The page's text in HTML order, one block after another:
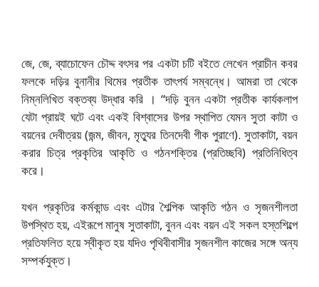
জে, জে, ব্যাচোফেন চৌদ্দ বৎসর পর একটা চটি বইতে লেখেন প্রাচীন কবর
ফলকে দড়ির বুনানীর থিমের প্রতীক তাৎপর্য সম্বন্ধে। আমরা তা থেকে
নিম্নলিখিত বক্তব্য উদ্ধার করি । “দড়ি বুনন একটা প্রতীক কার্যকলাপ
যেটা প্রায়ই ঘটে এবং একই বিশ্বাসের উপর স্থাপিত যেমন সুতা কাটা ও
বয়নের দেবীত্রয় (জন্ম, জীবন, মৃত্যুর তিনদেবী গীক পুরাণে). সুতাকাটা, বয়ন
করার চিত্র প্রকৃতির আকৃতি ও গঠনশক্তির (প্রতিচ্ছবি) প্রতিনিধিত্ব
করে।
যখন প্রকৃতির কর্মকান্ড এবং এটার শৈল্পিক আকৃতি গঠন ও সৃজনশীলতা
উপস্থিত হয়, এইরূপে মানুষ সুতাকাটা, বুনন এবং বয়ন এই সকল হস্তশিল্পে
প্রতিফলিত হয়ে স্বীকৃত হয় যদিও পৃথিবীবাসীর সৃজনশীল কাজের সঙ্গে অন্য
সম্পর্কযুক্ত।